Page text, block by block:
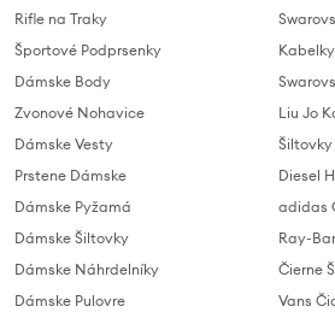
Rifle na Traky
Športové Podprsenky
Dámske Body
Zvonové Nohavice
Dámske Vesty
Prstene Dámske
Dámske Pyžamá
Dámske Šiltovky
Dámske Náhrdelníky
Dámske Pulovre
Liu Jo
Šiltovky
Diesel
adidas
Ray-
Čierne
Vans